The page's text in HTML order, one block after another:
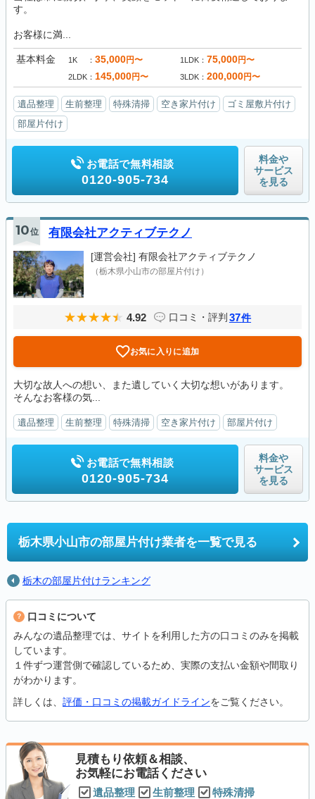
す。
お客様に満...
基本料金 1K 35,000円〜 1LDK 75,000円〜
2LDK 145,000円〜 3LDK 200,000円〜
遺品整理 生前整理 特殊清掃 空き家片付け
ゴミ屋敷片付け
部屋片付け
お電話で無料相談
0120-905-734
料金や
サービス
を見る
10位 有限会社アクティブテクノ
[運営会社] 有限会社アクティブテクノ
（栃木県小山市の部屋片付け）
4.92 口コミ・評判 37件
お気に入りに追加
大切な故人への想い、また遺していく大切な想いがあります。
そんなお客様の気...
遺品整理 生前整理 特殊清掃 空き家片付け 部屋片付け
お電話で無料相談
0120-905-734
料金や
サービス
を見る
栃木県小山市の部屋片付け業者を一覧で見る
栃木の部屋片付けランキング
口コミについて
みんなの遺品整理では、サイトを利用した方の口コミのみを掲載
しています。
１件ずつ運営側で確認しているため、実際の支払い金額や間取り
がわかります。
詳しくは、 評価・口コミの掲載ガイドラインをご覧ください。
見積もり依頼＆相談、
お気軽にお電話ください
遺品整理 生前整理
特殊清掃